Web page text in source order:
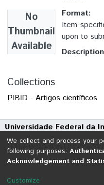
No
Thumbnail
Available
Format:
Item-
upon to
Collections
PIBID - Artigos científicos
Universidade Federal da
Avenida Tarquínio Joslin dos
CEP: 85870-650 |
DSpace software
We collect and process your
following purposes:
Acknowledgement and
Customize